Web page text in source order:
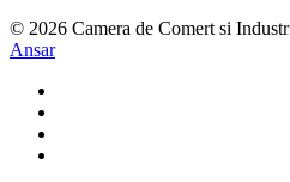
© 2026 Camera de Comert si
Ansar